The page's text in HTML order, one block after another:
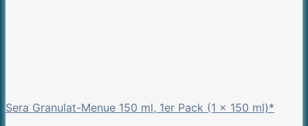
Sera Granulat-Menue 150 ml, 1er Pack (1 x 150 ml)*